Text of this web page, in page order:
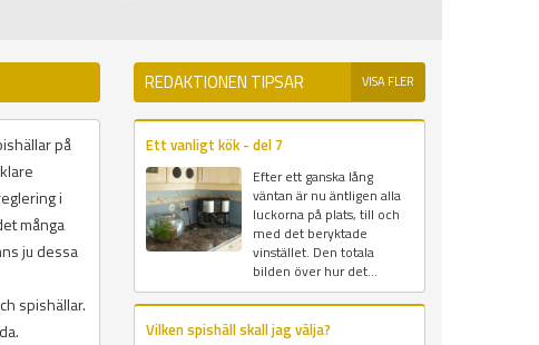
på
i
många
ju dessa
spishällar.
REDAKTIONEN TIPSAR VISA FLER
Ett vanligt kök - del 7
Efter ett ganska lång
väntan är nu äntligen alla
luckorna på plats, till och
med det beryktade
vinstället. Den totala
bilden över hur det...
Vilken spishäll skall jag välja?